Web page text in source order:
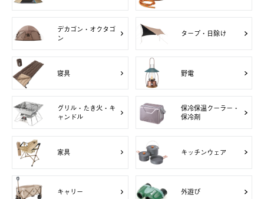
デカゴン・オクタゴ
ン
タープ・日除け
寝具 野電
グリル・たき火・キ
ャンドル
保冷保温クーラー・
保冷剤
家具 キッチンウェア
キャリー 外遊び